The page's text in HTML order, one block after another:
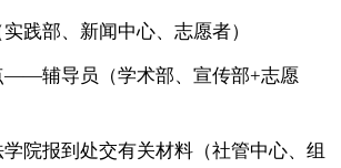
部、新闻中心、志愿者）
辅导员（学术部、宣传部+志愿
报到处交有关材料（社管中心、组